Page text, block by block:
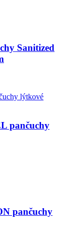
Sanitized
pančuchy
pančuchy